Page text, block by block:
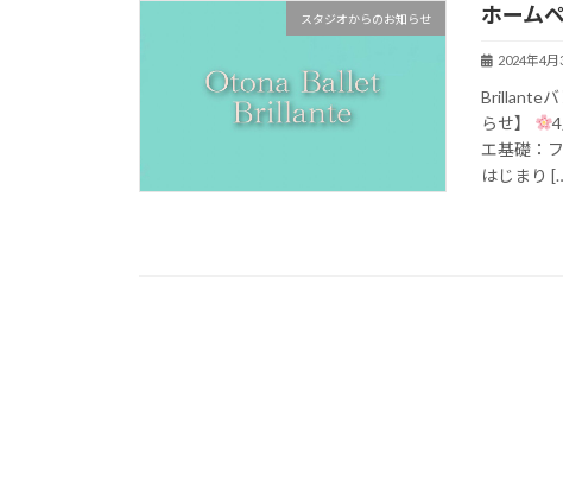
スタジオからのお知らせ ホーム
2024年4月
Brillanteバ
らせ】
エ基礎：
はじまり